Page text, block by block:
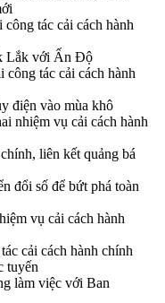
tác cải cách hành
Lắk với Ấn Độ
tác cải cách hành
điện vào mùa khô
nhiệm vụ cải cách hành
liên kết quảng bá
đổi số để bứt phá toàn
vụ cải cách hành
cải cách hành chính
tuyến
làm việc với Ban